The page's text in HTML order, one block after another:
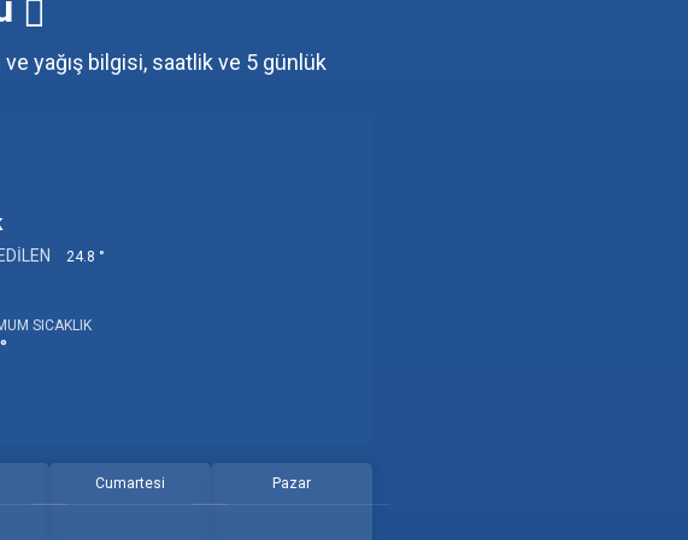
yağış bilgisi, saatlik ve 5 günlük
24.8 °
SICAKLIK
Cumartesi Pazar